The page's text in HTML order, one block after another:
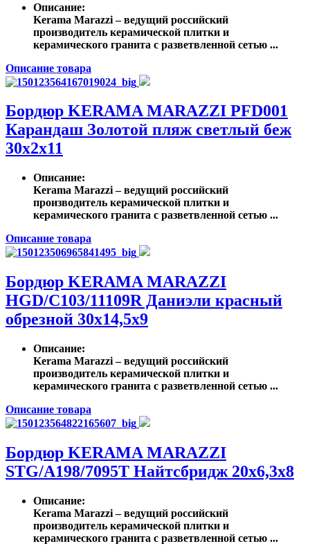
Описание:
Kerama Marazzi – ведущий российский
производитель керамической плитки и
керамического гранита с разветвленной сетью ...
Описание товара
Бордюр KERAMA MARAZZI PFD001
Карандаш Золотой пляж светлый беж
30х2х11
Описание:
Kerama Marazzi – ведущий российский
производитель керамической плитки и
керамического гранита с разветвленной сетью ...
Описание товара
Бордюр KERAMA MARAZZI
HGD/C103/11109R Даниэли красный
обрезной 30х14,5х9
Описание:
Kerama Marazzi – ведущий российский
производитель керамической плитки и
керамического гранита с разветвленной сетью ...
Описание товара
Бордюр KERAMA MARAZZI
STG/A198/7095T Найтсбридж 20х6,3х8
Описание:
Kerama Marazzi – ведущий российский
производитель керамической плитки и
керамического гранита с разветвленной сетью ...